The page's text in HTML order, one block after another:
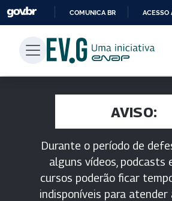
PARA
CONTEÚDO
COMUNICA BR ACESSO
AVISO:
Durante o período de
alguns vídeos, podcasts
cursos poderão ficar
indisponíveis para atender